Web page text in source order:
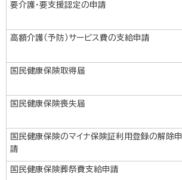
要介護・要支援認定の申請
高額介護（予防）サービス費の支給申請
国民健康保険取得届
国民健康保険喪失届
国民健康保険のマイナ保険証利用登録の解除申
請
国民健康保険葬祭費支給申請